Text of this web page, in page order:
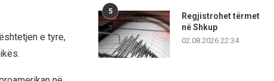
e tyre,
5
Regjistrohet tërmet
në Shkup
02.08.2026 22:34